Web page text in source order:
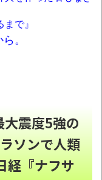
てくれる女を
」を貼ってい
パラシュートが
消費減税を「天
で』
。
震度5強の
ソンで人類
『ナフサ